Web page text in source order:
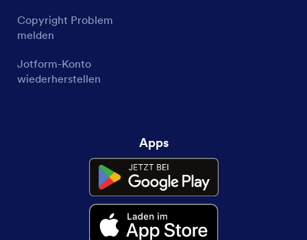
Copyright Problem
melden
Jotform-Konto
wiederherstellen
Apps